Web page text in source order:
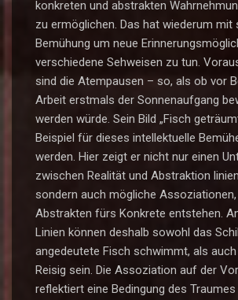
konkreten und abstrakten
zu ermöglichen. Das hat wiederum mit
Bemühung um neue
verschiedene Sehweisen zu tun.
sind die Atempausen – so, als ob vor
Arbeit erstmals der Sonnenaufgang
werden würde. Sein Bild „Fisch
Beispiel für dieses intellektuelle
werden. Hier zeigt er nicht nur einen
zwischen Realität und Abstraktion
sondern auch mögliche Assoziationen,
Abstrakten fürs Konkrete entstehen.
Linien können deshalb sowohl das
angedeutete Fisch schwimmt, als auch
Reisig sein. Die Assoziation auf der
reflektiert eine Bedingung des